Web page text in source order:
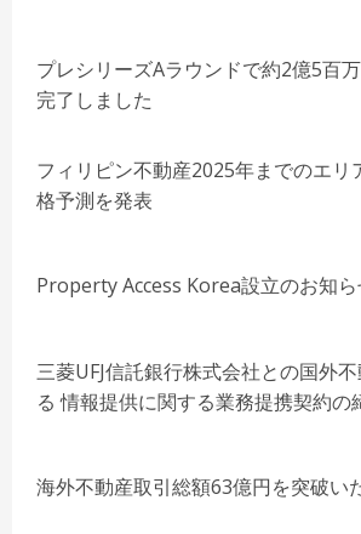
プレシリーズAラウンドで約2億5百
完了しました
フィリピン不動産2025年までのエリ
格予測を発表
Property Access Korea設立のお知
三菱UFJ信託銀行株式会社との国外
る 情報提供に関する業務提携契約の
海外不動産取引総額63億円を突破い